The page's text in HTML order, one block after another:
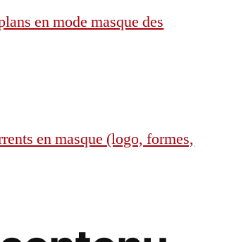
en mode masque des
en masque (logo, formes,